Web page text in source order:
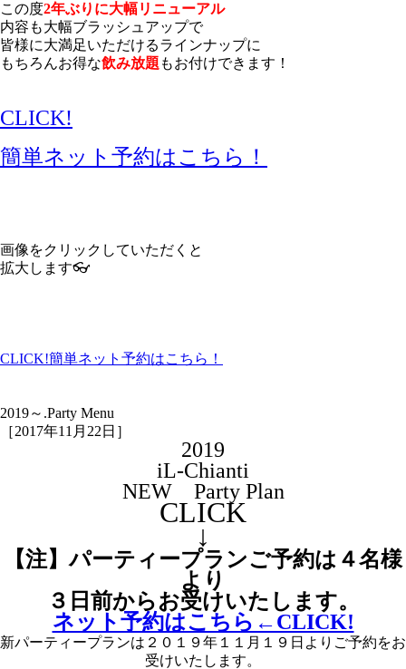
この度2年ぶりに大幅リニューアル
内容も大幅ブラッシュアップで
皆様に大満足いただけるラインナップに
もちろんお得な飲み放題 もお付けできます！
CLICK!
簡単ネット予約はこちら！
画像をクリックしていただくと
拡大します👓
CLICK!簡単ネット予約はこちら！
2019～.Party Menu
［2017年11月22日］
2019
iL-Chianti
NEW Party Plan
CLICK
↓
【注】パーティープランご予約は４名様
より
３日前からお受けいたします。
ネット予約はこちら←CLICK!
新パーティープランは２０１９年１１月１９日よりご予約をお
受けいたします。